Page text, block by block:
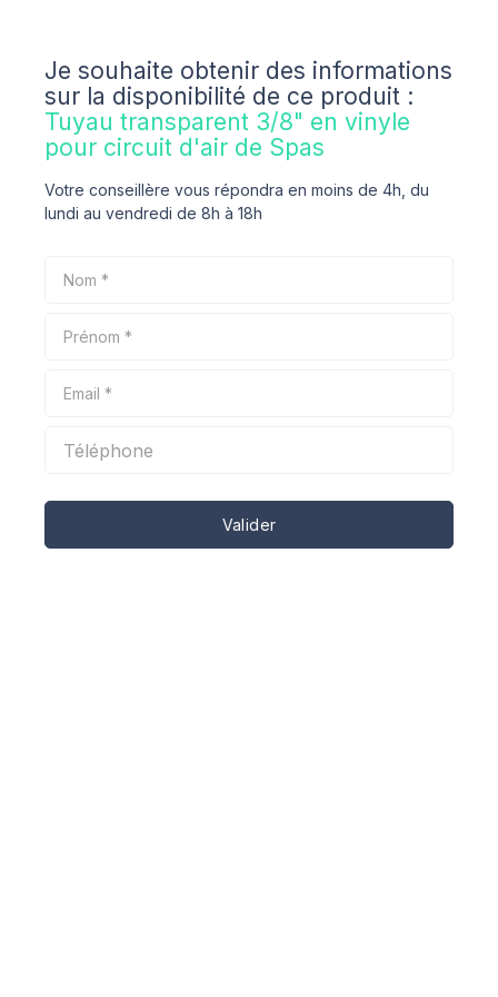
Je souhaite obtenir des informations
sur la disponibilité de ce produit :
Tuyau transparent 3/8" en vinyle
pour circuit d'air de Spas
Votre conseillère vous répondra en moins de 4h, du
lundi au vendredi de 8h à 18h